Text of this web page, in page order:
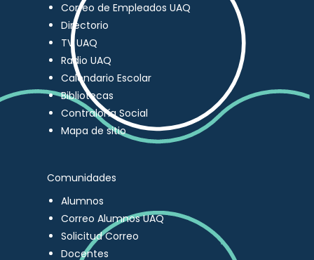
Correo de Empleados UAQ
Directorio
TV UAQ
Radio UAQ
Calendario Escolar
Bibliotecas
Contraloría Social
Mapa de sitio
Comunidades
Alumnos
Correo Alumnos UAQ
Solicitud Correo
Docentes